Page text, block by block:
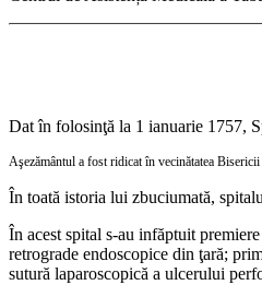
Dat în folosinţă la 1 ianuarie 1757,
Aşezământul a fost ridicat în vecinătatea
În toată istoria lui zbuciumată,
În acest spital s-au infăptuit
retrograde endoscopice din ţară;
sutură laparoscopică a ulcerului